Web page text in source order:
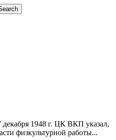
1948 г. ЦК ВКП указал,
физкультурной работы...